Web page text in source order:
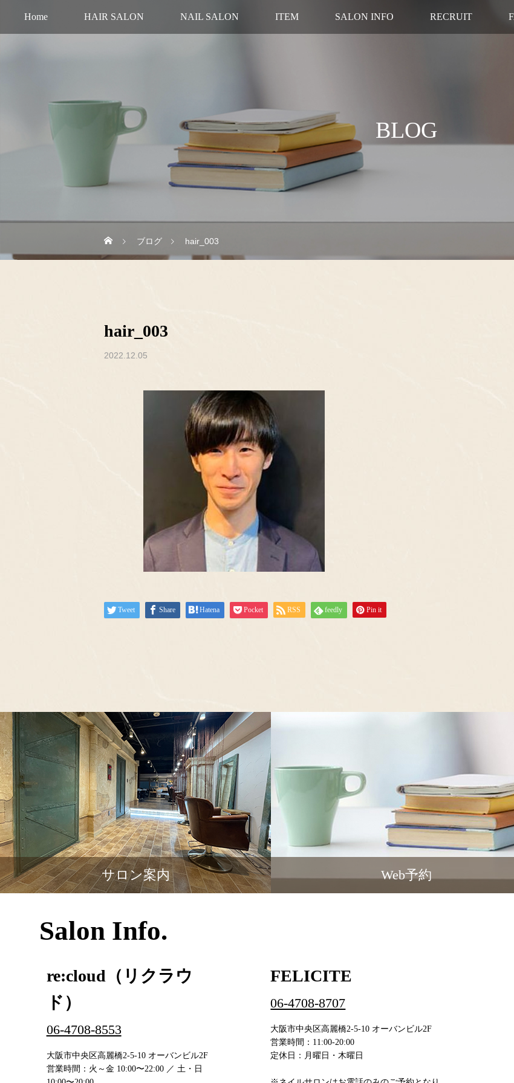
Home HAIR SALON NAIL SALON ITEM SALON INFO RECRUIT
BLOG
ブログ hair_003
hair_003
2022.12.05
Tweet Share Hatena Pocket RSS feedly Pin it
サロン案内 Web予約
Salon Info.
re:cloud（リクラウ
ド）
06-4708-8553
大阪市中央区高麗橋2-5-10 オーバンビル2F
営業時間：火～金 10:00〜22:00 ／ 土・日
FELICITE
06-4708-8707
大阪市中央区高麗橋2-5-10 オーバンビル2F
営業時間：11:00-20:00
定休日：月曜日・木曜日